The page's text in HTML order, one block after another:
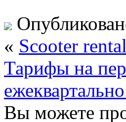
« Scooter
Тарифы на
Вы можете